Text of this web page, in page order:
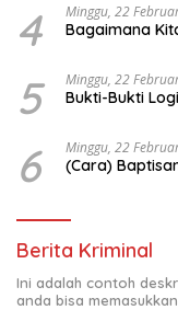
4 Minggu, 22
Bagaimana
5 Minggu, 22
Bukti-Bukti
6 Minggu, 22
(Cara)
Berita Kriminal
Ini adalah contoh
anda bisa